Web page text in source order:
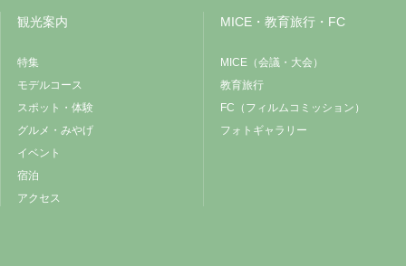
観光案内
特集
モデルコース
スポット・体験
グルメ・みやげ
イベント
宿泊
アクセス
MICE・教育旅行・FC
MICE（会議・大会）
教育旅行
FC（フィルムコミッション）
フォトギャラリー